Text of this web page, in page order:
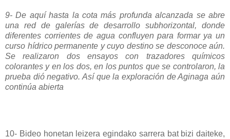
9- De aquí hasta la cota más profunda alcanzada se abre
una red de galerías de desarrollo subhorizontal, donde
diferentes corrientes de agua confluyen para formar ya un
curso hídrico permanente y cuyo destino se desconoce aún.
Se realizaron dos ensayos con trazadores químicos
colorantes y en los dos, en los puntos que se controlaron, la
prueba dió negativo. Así que la exploración de Aginaga aún
continúa abierta
10- Bideo honetan leizera egindako sarrera bat bizi daiteke,